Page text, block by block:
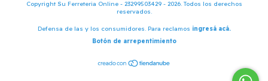
Copyright Su Ferreteria Online - 23299503429 - 2026. Todos los derechos
reservados.
Defensa de las y los consumidores. Para reclamos ingresá acá.
Botón de arrepentimiento